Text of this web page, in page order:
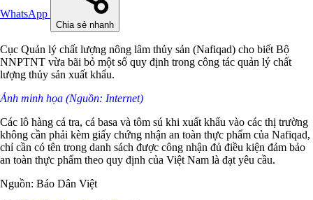
WhatsApp
Chia sẻ nhanh
Cục Quản lý chất lượng nông lâm thủy sản (Nafiqad) cho biết Bộ
NNPTNT vừa bãi bỏ một số quy định trong công tác quản lý chất
lượng thủy sản xuất khẩu.
Ảnh minh họa (Nguồn: Internet)
Các lô hàng cá tra, cá basa và tôm sú khi xuất khẩu vào các thị trường
không cần phải kèm giấy chứng nhận an toàn thực phẩm của Nafiqad,
chỉ cần có tên trong danh sách được công nhận đủ điều kiện đảm bảo
an toàn thực phẩm theo quy định của Việt Nam là đạt yêu cầu.
Nguồn: Báo Dân Việt